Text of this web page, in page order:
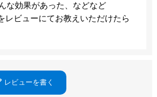
な効果があった、などなど
レビューにてお教えいただけたら
レビューを書く